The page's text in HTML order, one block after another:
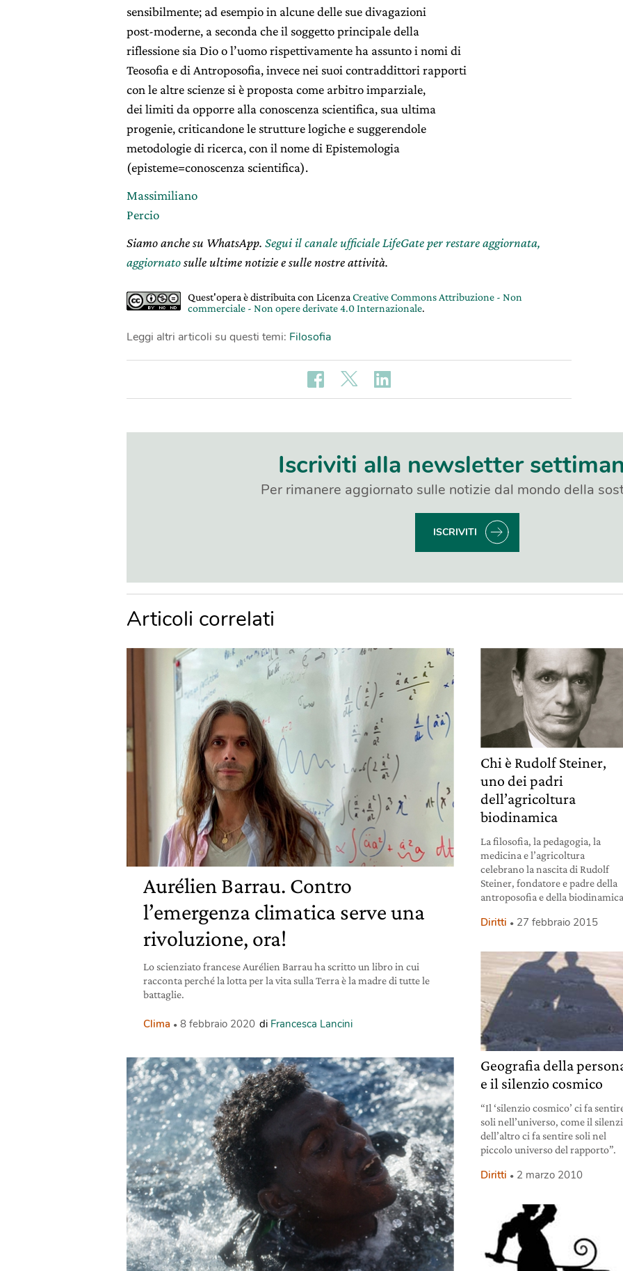
sensibilmente; ad esempio in alcune delle sue divagazioni
post-moderne, a seconda che il soggetto principale della
riflessione sia Dio o l’uomo rispettivamente ha assunto i nomi di
Teosofia e di Antroposofia, invece nei suoi contraddittori rapporti
con le altre scienze si è proposta come arbitro imparziale,
dei limiti da opporre alla conoscenza scientifica, sua ultima
progenie, criticandone le strutture logiche e suggerendole
metodologie di ricerca, con il nome di Epistemologia
(episteme=conoscenza scientifica).
Massimiliano
Percio
Siamo anche su WhatsApp. Segui il canale ufficiale LifeGate per restare aggiornata,
aggiornatosulle ultime notizie e sulle nostre attività.
Quest'opera è distribuita con Licenza Creative Commons Attribuzione - Non
commerciale - Non opere derivate 4.0 Internazionale.
Leggi altri articoli su questi temi: Filosofia
Iscriviti alla newsletter
Per rimanere aggiornato sulle notizie dal mondo della
ISCRIVITI
Articoli correlati
Aurélien Barrau. Contro
l’emergenza climatica serve una
rivoluzione, ora!
Lo scienziato francese Aurélien Barrau ha scritto un libro in cui
racconta perché la lotta per la vita sulla Terra è la madre di tutte le
battaglie.
Clima 8 febbraio 2020 di Francesca Lancini
Chi è Rudolf Steiner,
uno dei padri
dell’agricoltura
biodinamica
La filosofia, la pedagogia, la
medicina e l’agricoltura
celebrano la nascita di Rudolf
Steiner, fondatore e padre della
antroposofia e della
Diritti 27 febbraio 2015
Geografia della
e il silenzio cosmico
“Il ‘silenzio cosmico’ ci fa
soli nell’universo, come il
dell’altro ci fa sentire soli nel
piccolo universo del rapporto”.
Diritti 2 marzo 2010